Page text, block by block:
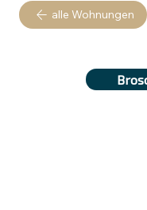
alle Wohnungen